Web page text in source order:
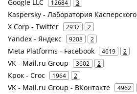
Google LLC 12684 3
Kaspersky - Лаборатория Касперского
X Corp - Twitter 2937 2
Yandex - Яндекс 9208 2
Meta Platforms - Facebook 4619 2
VK - Mail.ru Group 3602 2
Крок - Croc 1964 2
VK - Mail.ru Group - ВКонтакте 4962